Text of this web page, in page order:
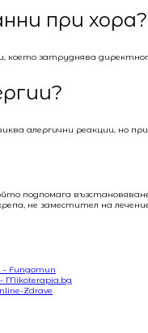
при хора?
което затруднява
алергични реакции, но
подпомага
не заместител на
Fungomun
Mikoterapia.bg
Zdrave